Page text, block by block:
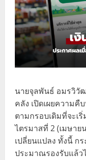
นายจุลพันธ์ อมรวิวั
คลัง เปิดเผยความคื
ตามกรอบเดิมที่จะเ
ไตรมาสที่ 2 (เมษา
เปลี่ยนแปลง ทั้งนี้ ก
ประมาณรองรับแล้ว